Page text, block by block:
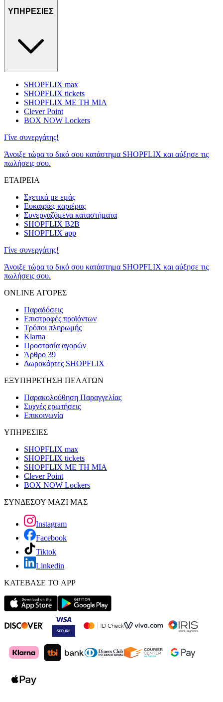
ΥΠΗΡΕΣΙΕΣ
SHOPFLIX max
SHOPFLIX tickets
SHOPFLIX ΜΕ ΤΗ ΜΙΑ
Clever Point
BOX NOW Lockers
Γίνε συνεργάτης!
Άνοιξε τώρα το δικό σου κατάστημα SHOPFLIX και αύξησε τις
πωλήσεις σου.
ΕΤΑΙΡΕΙΑ
Σχετικά με εμάς
Ευκαιρίες καριέρας
Συνεργαζόμενα καταστήματα
SHOPFLIX B2B
SHOPFLIX app
Γίνε συνεργάτης!
Άνοιξε τώρα το δικό σου κατάστημα SHOPFLIX και αύξησε τις
πωλήσεις σου.
ONLINE ΑΓΟΡΕΣ
Παραδόσεις
Επιστροφές προϊόντων
Τρόποι πληρωμής
Klarna
Προστασία αγορών
Άρθρο 39
Δωροκάρτες SHOPFLIX
ΕΞΥΠΗΡΕΤΗΣΗ ΠΕΛΑΤΩΝ
Παρακολούθηση Παραγγελίας
Συχνές ερωτήσεις
Επικοινωνία
ΥΠΗΡΕΣΙΕΣ
SHOPFLIX max
SHOPFLIX tickets
SHOPFLIX ΜΕ ΤΗ ΜΙΑ
Clever Point
BOX NOW Lockers
ΣΥΝΔΕΣΟΥ ΜΑΖΙ ΜΑΣ
Instagram
Facebook
Tiktok
Linkedin
ΚΑΤΕΒΑΣΕ ΤΟ APP